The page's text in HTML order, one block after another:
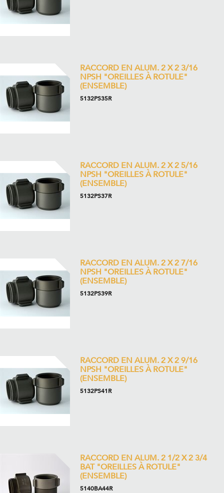
RACCORD EN ALUM. 2 X 2 3/16
NPSH "OREILLES À ROTULE"
(ENSEMBLE)
5132PS35R
RACCORD EN ALUM. 2 X 2 5/16
NPSH "OREILLES À ROTULE"
(ENSEMBLE)
5132PS37R
RACCORD EN ALUM. 2 X 2 7/16
NPSH "OREILLES À ROTULE"
(ENSEMBLE)
5132PS39R
RACCORD EN ALUM. 2 X 2 9/16
NPSH "OREILLES À ROTULE"
(ENSEMBLE)
5132PS41R
RACCORD EN ALUM. 2 1/2 X 2 3/4
BAT "OREILLES À ROTULE"
(ENSEMBLE)
5140BA44R